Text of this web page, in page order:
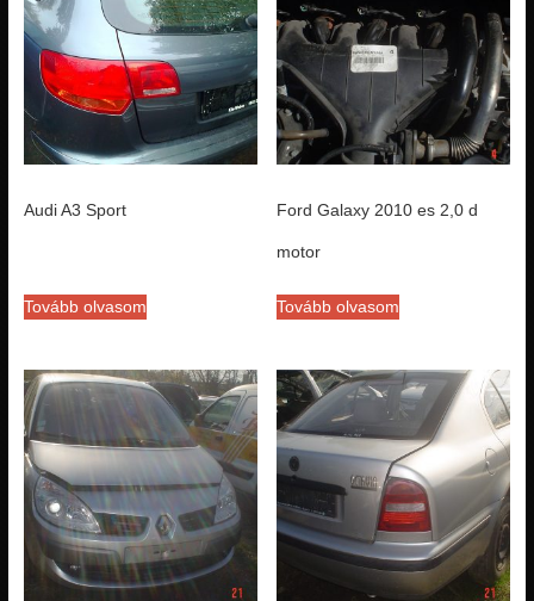
Audi A3 Sport
Tovább olvasom
Ford Galaxy 2010 es 2,0 d
motor
Tovább olvasom